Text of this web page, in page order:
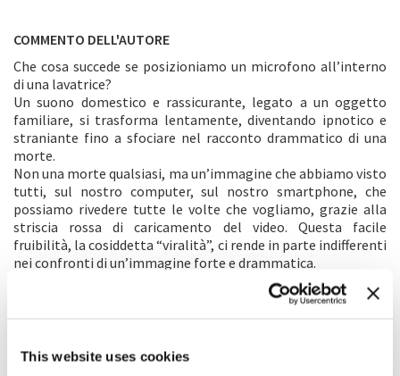
This website uses cookies
COMMENTO DELL'AUTORE
Che cosa succede se posizioniamo un microfono all’interno
di una lavatrice?
Un suono domestico e rassicurante, legato a un oggetto
familiare, si trasforma lentamente, diventando ipnotico e
straniante fino a sfociare nel racconto drammatico di una
morte.
Non una morte qualsiasi, ma un’immagine che abbiamo visto
tutti, sul nostro computer, sul nostro smartphone, che
possiamo rivedere tutte le volte che vogliamo, grazie alla
striscia rossa di caricamento del video. Questa facile
fruibilità, la cosiddetta “viralità”, ci rende in parte indifferenti
nei confronti di un’immagine forte e drammatica.
Forse la tecnologia di oggi, oltre a facilitare le
comunicazioni, ci fa da filtro con la realtà che abbiamo
all’immagine di una morte, magari di un bambino.